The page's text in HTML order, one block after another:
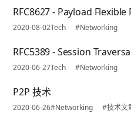
RFC8627 - Payload Flexible
2020-08-02Tech #Networking
RFC5389 - Session
2020-06-27Tech #Networking
P2P 技术
2020-06-26#Networking #技术文